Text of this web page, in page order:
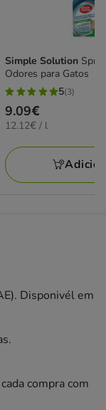
Simple Solution
Odores para Gatos
5
estrelas
com
3
avaliações
5(3)
Preço
9.09€
9.09€
12.12€
L
12.12€ / l
Disponivél em
compra com